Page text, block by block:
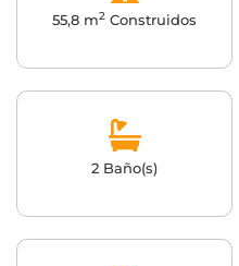
55,8 m2 Construidos
2 Baño(s)